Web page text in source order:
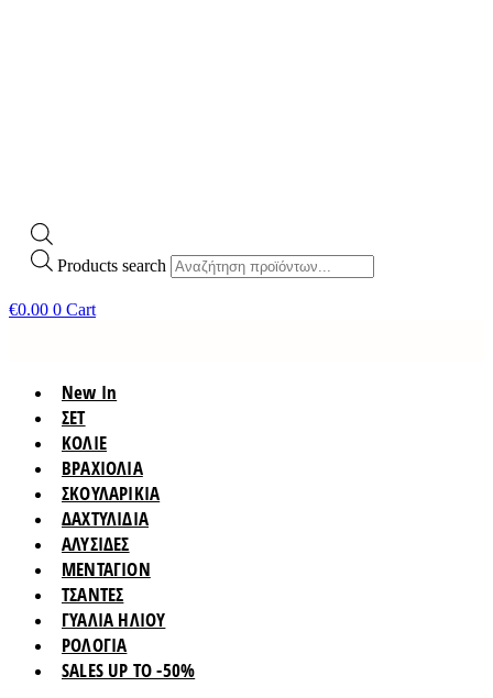
Products search
€0.00 0 Cart
New In
ΣΕΤ
ΚΟΛΙΕ
ΒΡΑΧΙΟΛΙΑ
ΣΚΟΥΛΑΡΙΚΙΑ
ΔΑΧΤΥΛΙΔΙΑ
ΑΛΥΣΙΔΕΣ
ΜΕΝΤΑΓΙΟΝ
ΤΣΑΝΤΕΣ
ΓΥΑΛΙΑ ΗΛΙΟΥ
ΡΟΛΟΓΙΑ
SALES UP TO -50%